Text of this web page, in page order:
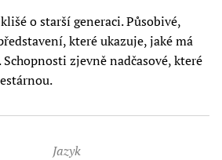
o starší generaci. Působivé,
které ukazuje, jaké má
zjevně nadčasové, které
Jazyk